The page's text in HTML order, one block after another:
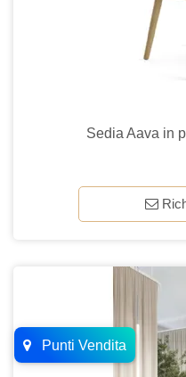
Sedia Aava in
Punti Vendita